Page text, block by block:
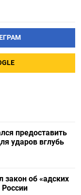
предоставить
ударов вглубь
об «адских
России